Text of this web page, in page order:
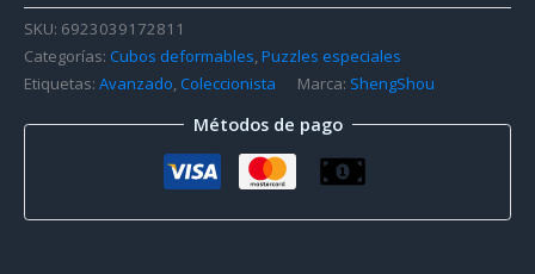
War
Drums
Puzzle
cantidad
SKU: 6923039172811
Categorías: Cubos deformables,Puzzles especiales
Etiquetas: Avanzado,Coleccionista Marca: ShengShou
Métodos de pago